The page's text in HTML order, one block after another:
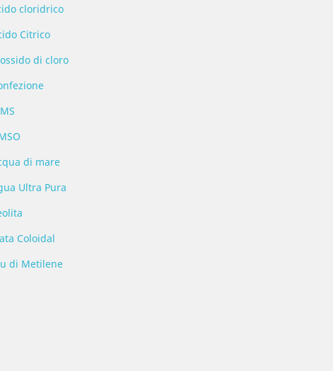
cloridrico
Citrico
di cloro
di mare
Ultra Pura
Coloidal
di Metilene